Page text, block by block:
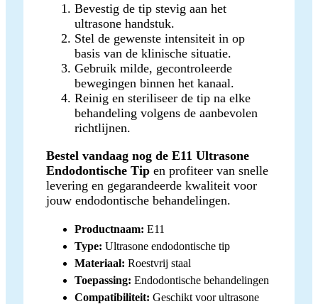
Bevestig de tip stevig aan het
ultrasone handstuk.
Stel de gewenste intensiteit in op
basis van de klinische situatie.
Gebruik milde, gecontroleerde
bewegingen binnen het kanaal.
Reinig en steriliseer de tip na elke
behandeling volgens de aanbevolen
richtlijnen.
Bestel vandaag nog de E11 Ultrasone
Endodontische Tip en profiteer van snelle
levering en gegarandeerde kwaliteit voor
jouw endodontische behandelingen.
Productnaam: E11
Type: Ultrasone endodontische tip
Materiaal: Roestvrij staal
Toepassing: Endodontische behandelingen
Compatibiliteit: Geschikt voor ultrasone